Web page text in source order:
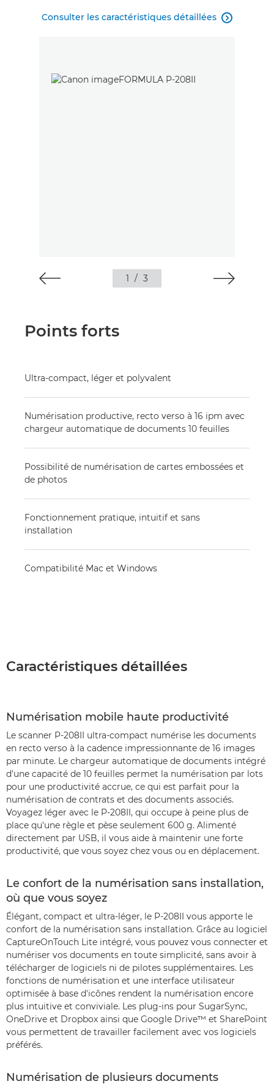
Consulter les caractéristiques détaillées 
1 / 3
Points forts
Ultra-compact, léger et polyvalent
Numérisation productive, recto verso à 16 ipm avec
chargeur automatique de documents 10 feuilles
Possibilité de numérisation de cartes embossées et
de photos
Fonctionnement pratique, intuitif et sans
installation
Compatibilité Mac et Windows
Caractéristiques détaillées
Numérisation mobile haute productivité
Le scanner P-208II ultra-compact numérise les documents
en recto verso à la cadence impressionnante de 16 images
par minute. Le chargeur automatique de documents intégré
d'une capacité de 10 feuilles permet la numérisation par lots
pour une productivité accrue, ce qui est parfait pour la
numérisation de contrats et des documents associés.
Voyagez léger avec le P-208II, qui occupe à peine plus de
place qu'une règle et pèse seulement 600 g. Alimenté
directement par USB, il vous aide à maintenir une forte
productivité, que vous soyez chez vous ou en déplacement.
Le confort de la numérisation sans installation,
où que vous soyez
Élégant, compact et ultra-léger, le P-208II vous apporte le
confort de la numérisation sans installation. Grâce au logiciel
CaptureOnTouch Lite intégré, vous pouvez vous connecter et
numériser vos documents en toute simplicité, sans avoir à
télécharger de logiciels ni de pilotes supplémentaires. Les
fonctions de numérisation et une interface utilisateur
optimisée à base d'icônes rendent la numérisation encore
plus intuitive et conviviale. Les plug-ins pour SugarSync,
OneDrive et Dropbox ainsi que Google Drive™ et SharePoint
vous permettent de travailler facilement avec vos logiciels
préférés.
Numérisation de plusieurs documents